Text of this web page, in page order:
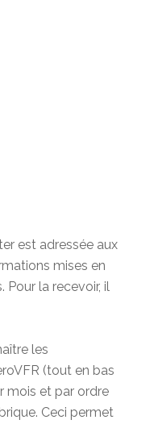
est adressée aux
mises en
Pour la recevoir, il
les
(tout en bas
mois et par ordre
Ceci permet